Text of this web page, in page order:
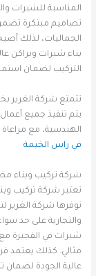
المناسبة للشبرات
تصاميم مبتكرة
الجماليات، لذلك
بناء شبرات وبراكن
التركيب لضمان
تتمتع شركة الغرير
يتم تنفيذ جميع
الهندسية، مع
في راس الخيمة
شركة تركيب وبناء
تعتبر شركة تركيب
توفرها شركة الغرير
والتجارية على حد
شبرات في الفجيرة
مثالي. كذلك يعتمد
عالية الجودة